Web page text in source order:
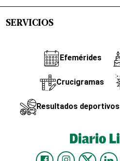
SERVICIOS
Efemérides
Crucigramas
Resultados deportivos